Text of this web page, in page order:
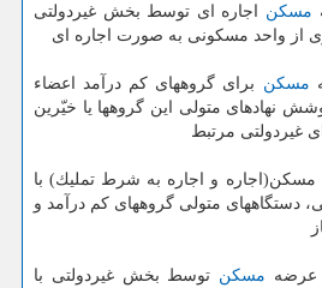
مسكن اجاره ای توسط بخش غیردولتی
از واحد مسكونی به صورت اجاره ای
مسكن برای گروههای كم درآمد اعضاء
نهادهای متولی این گروهها یا خیّرین
غیردولتی مرتبط
مسكن(اجاره و اجاره به شرط تملیك) با
دستگاههای متولی گروههای كم درآمد و
مسكن توسط بخش غیردولتی با